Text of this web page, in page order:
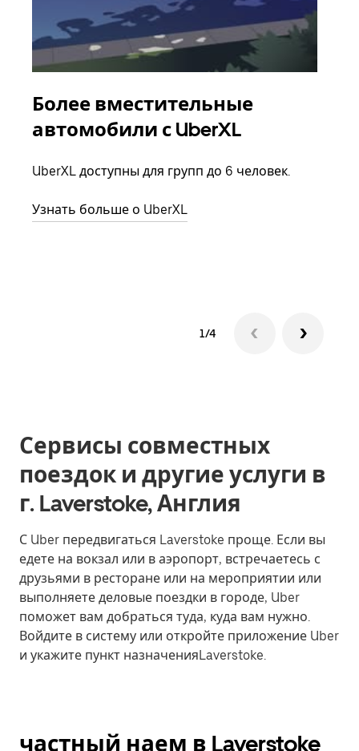
Более вместительные
автомобили с UberXL
UberXL доступны для групп до 6 человек.
Узнать больше о UberXL
1/4
Сервисы совместных
поездок и другие услуги в
г. Laverstoke, Англия
С Uber передвигаться Laverstoke проще. Если вы
едете на вокзал или в аэропорт, встречаетесь с
друзьями в ресторане или на мероприятии или
выполняете деловые поездки в городе, Uber
поможет вам добраться туда, куда вам нужно.
Войдите в систему или откройте приложение Uber
и укажите пункт назначенияLaverstoke.
частный наем в Laverstoke